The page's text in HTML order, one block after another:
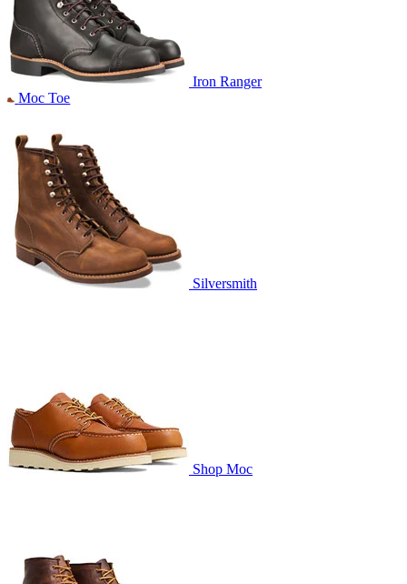
Iron Ranger
Moc Toe
Silversmith
Shop Moc